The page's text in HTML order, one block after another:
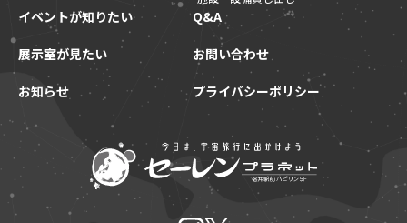
イベントが知りたい
展示室が見たい
お知らせ
Q&A
お問い合わせ
プライバシーポリシー